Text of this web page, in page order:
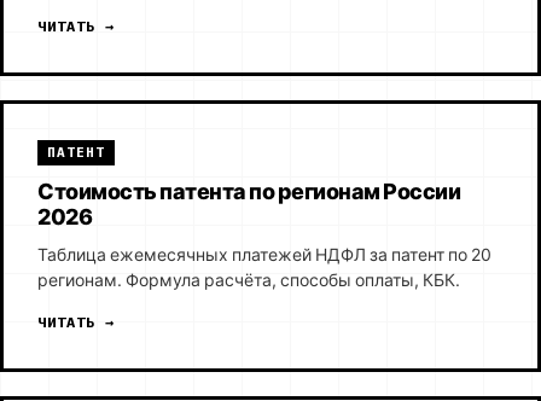
ЧИТАТЬ →
ПАТЕНТ
Стоимость патента по регионам России
2026
Таблица ежемесячных платежей НДФЛ за патент по 20
регионам. Формула расчёта, способы оплаты, КБК.
ЧИТАТЬ →